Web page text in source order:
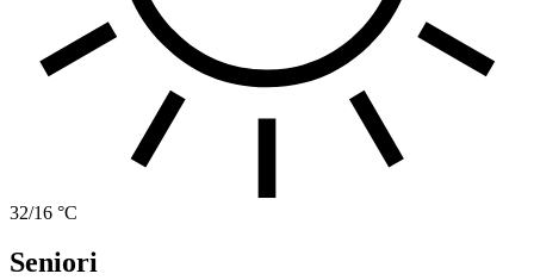
32/16 °C
Seniori